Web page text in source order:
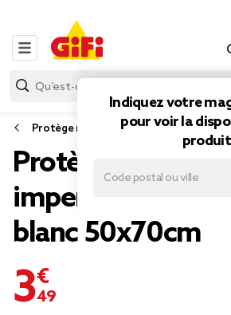
Indiquez votre
pour voir la
Protège matelas et surmatelas
Protège oreiller
imperméable
blanc 50x70cm
3,49 €